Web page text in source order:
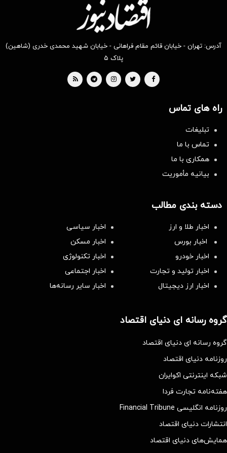
آدرس: تهران - خیابان قائم مقام فراهانی - خیابان شهید محمدی خدری (شاهین)
پلاک ۵
راه های تماس
تبلیغات
تماس با ما
همکاری با ما
بیانیه مأموریت
دسته بندی مطالب
اخبار طلا و ارز
اخبار سیاسی
اخبار بورس
اخبار مسکن
اخبار خودرو
اخبار تکنولوژی
اخبار تولید و تجارت
اخبار اجتماعی
اخبار ارز دیجیتال
اخبار سایر رسانه‌‌ها
گروه رسانه ای دنیای اقتصاد
گروه رسانه ای دنیای اقتصاد
روزنامه دنیای اقتصاد
شبکه اینترنتی اکوایران
هفته‌نامه تجارت فردا
روزنامه انگلیسی Financial Tribune
انتشارات دنیای اقتصاد
همایش‌های دنیای اقتصاد